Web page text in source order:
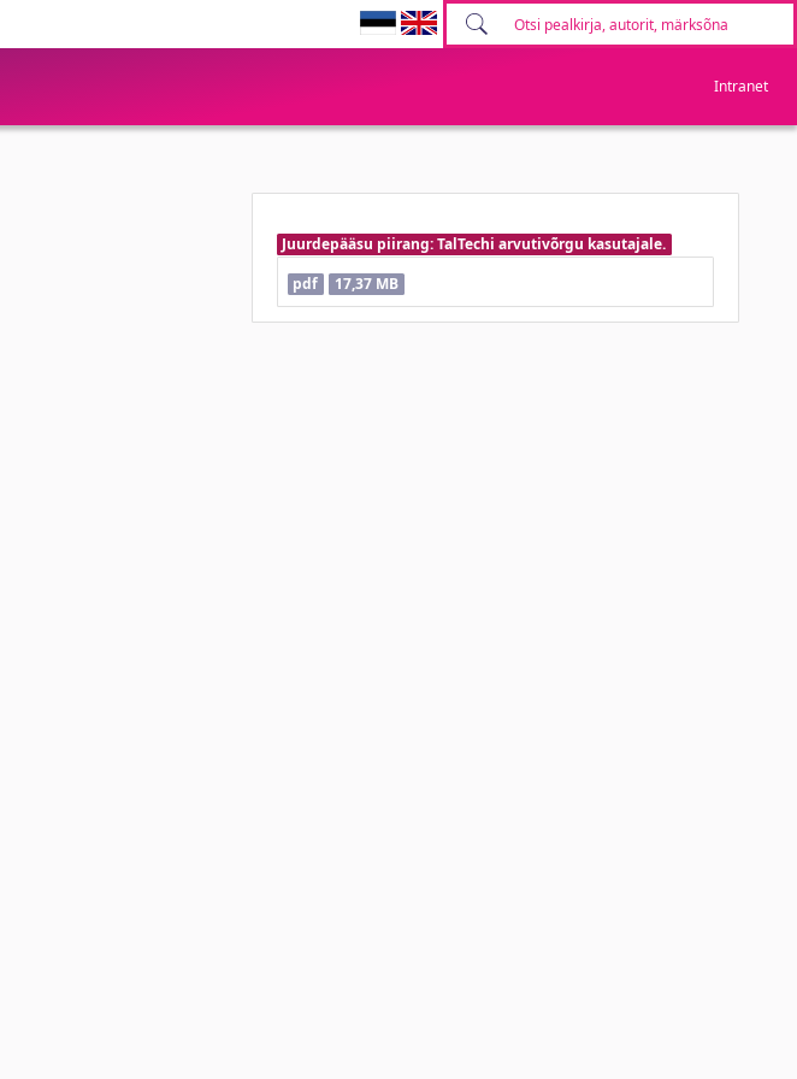
Intranet
Juurdepääsu piirang: TalTechi arvutivõrgu kasutajale.
pdf
17,37 MB